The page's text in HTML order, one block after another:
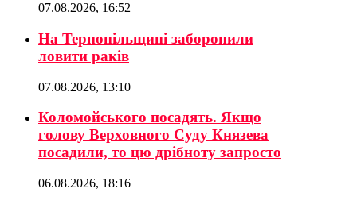
07.08.2026, 16:52
На Тернопільщині заборонили
ловити раків
07.08.2026, 13:10
Коломойського посадять. Якщо
голову Верховного Суду Князева
посадили, то цю дрібноту запросто
06.08.2026, 18:16